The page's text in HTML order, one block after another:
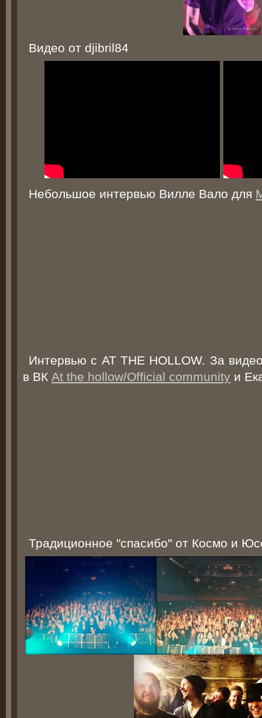
Видео от djibril84
Небольшое интервью Вилле Вало для
Интервью с AT THE HOLLOW. За
в ВК At the hollow/Official community и
Традиционное "спасибо" от Космо и